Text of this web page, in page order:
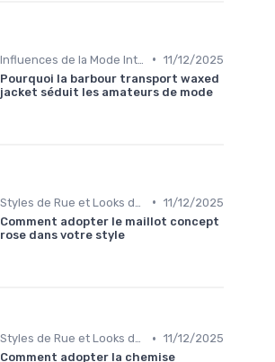
• 11/12/2025
Pourquoi la barbour transport waxed
jacket séduit les amateurs de mode
• 11/12/2025
Comment adopter le maillot concept
rose dans votre style
Styles de Rue et Looks du Moment • 11/12/2025
Comment adopter la chemise